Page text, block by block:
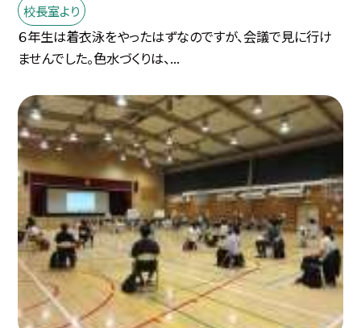
校長室より
６年生は着衣泳をやったはずなのですが、会議で見に行け
ませんでした。色水づくりは、...